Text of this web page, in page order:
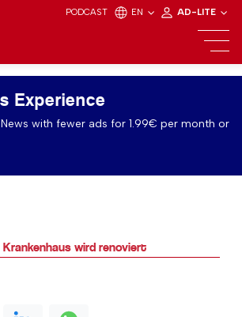
PODCAST EN AD-LITE
Experience
with fewer ads for 1.99€ per month or
wird renoviert